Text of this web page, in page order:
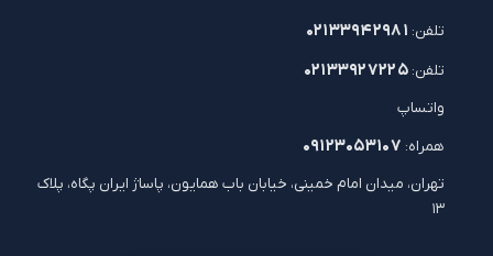
تلفن: ۰۲۱۳۳۹۴۲۹۸۱
تلفن: ۰۲۱۳۳۹۲۷۲۲۵
واتساپ
همراه: ۰۹۱۲۳۰۵۳۱۰۷
تهران، میدان امام خمینی، خیابان باب همایون، پاساژ ایران پگاه، پلاک
۱۳